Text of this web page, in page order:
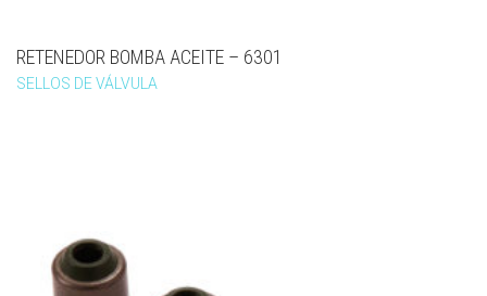
RETENEDOR BOMBA ACEITE – 6301
SELLOS DE VÁLVULA